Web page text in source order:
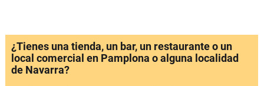
¿Tienes una tienda, un bar, un restaurante o un
local comercial en Pamplona o alguna localidad
de Navarra?